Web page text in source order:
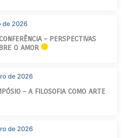
de 2026
– PERSPECTIVAS
O AMOR
de 2026
– A FILOSOFIA COMO ARTE
de 2026